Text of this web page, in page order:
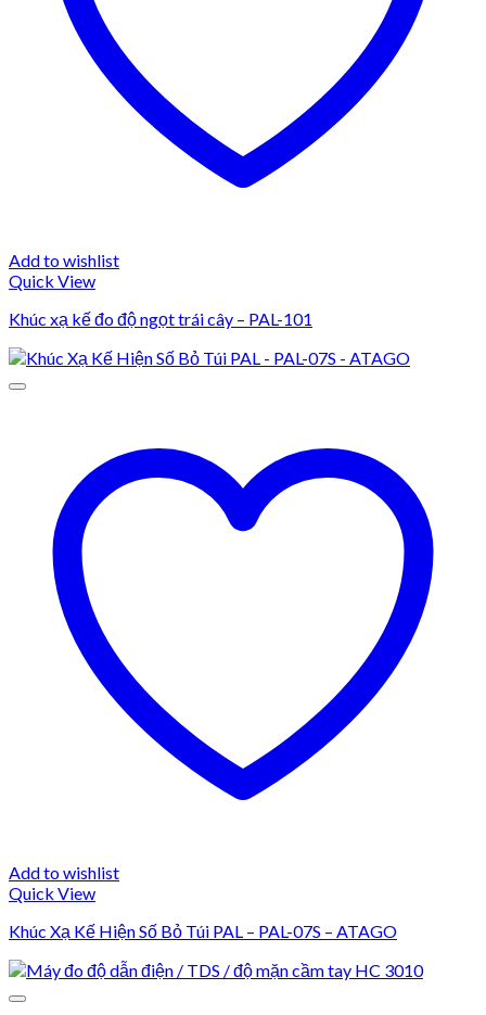
Add to wishlist
Quick View
Khúc xạ kế đo độ ngọt trái cây – PAL-101
Add to wishlist
Quick View
Khúc Xạ Kế Hiện Số Bỏ Túi PAL – PAL-07S – ATAGO